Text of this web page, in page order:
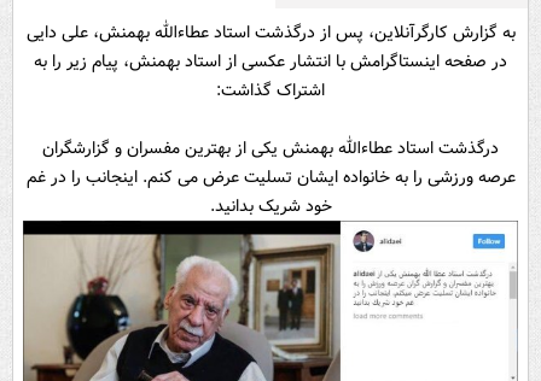
به گزارش کارگرآنلاین، پس از درگذشت استاد عطاءالله بهمنش، علی دایی
در صفحه اینستاگرامش با انتشار عکسی از استاد بهمنش، پیام زیر را به
اشتراک گذاشت:
درگذشت استاد عطاءالله بهمنش یکی از بهترین مفسران و گزارشگران
عرصه ورزشی را به خانواده ایشان تسلیت عرض می کنم. اینجانب را در غم
خود شریک بدانید.